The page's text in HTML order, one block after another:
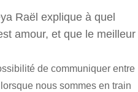
Raël explique à quel
amour, et que le meilleur
de communiquer entre
nous sommes en train